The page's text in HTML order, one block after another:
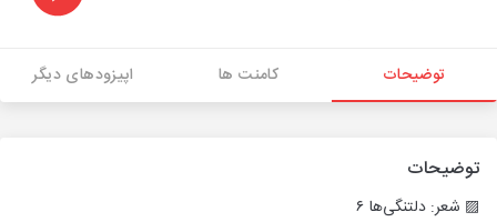
توضیحات کامنت ها اپیزودهای دیگر
توضیحات
▨ شعر: دلتنگی‌ها ۶